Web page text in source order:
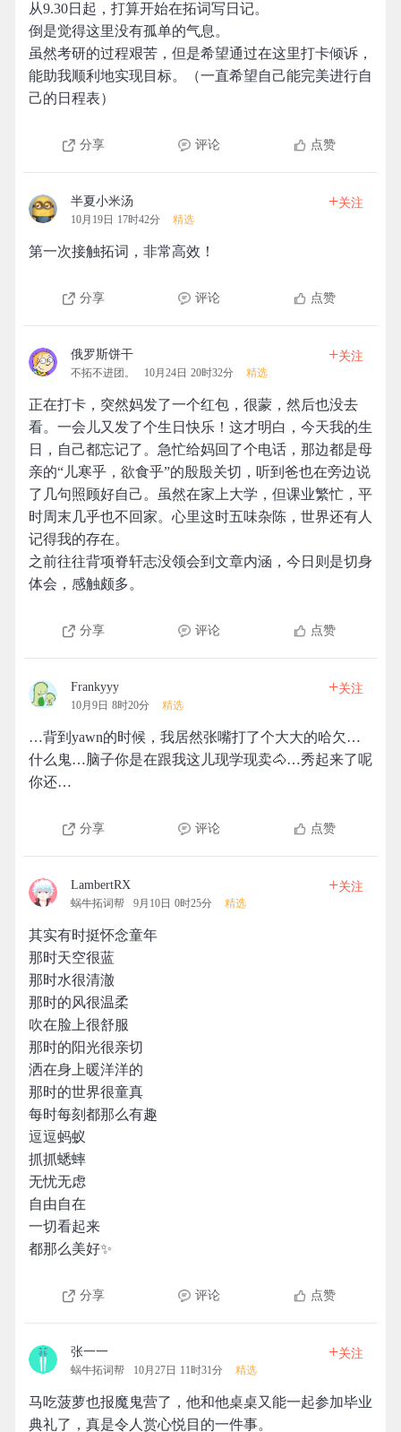
从9.30日起，打算开始在拓词写日记。
倒是觉得这里没有孤单的气息。
虽然考研的过程艰苦，但是希望通过在这里打卡倾诉，
能助我顺利地实现目标。（一直希望自己能完美进行自
己的日程表）
分享 评论 点赞
半夏小米汤
10月19日 17时42分 精选
+关注
第一次接触拓词，非常高效！
分享 评论 点赞
俄罗斯饼干
不拓不进团。 10月24日 20时32分 精选
+关注
正在打卡，突然妈发了一个红包，很蒙，然后也没去
看。一会儿又发了个生日快乐！这才明白，今天我的生
日，自己都忘记了。急忙给妈回了个电话，那边都是母
亲的“儿寒乎，欲食乎”的殷殷关切，听到爸也在旁边说
了几句照顾好自己。虽然在家上大学，但课业繁忙，平
时周末几乎也不回家。心里这时五味杂陈，世界还有人
记得我的存在。
之前往往背项脊轩志没领会到文章内涵，今日则是切身
体会，感触颇多。
分享 评论 点赞
Frankyyy
10月9日 8时20分 精选
+关注
…背到yawn的时候，我居然张嘴打了个大大的哈欠…
什么鬼…脑子你是在跟我这儿现学现卖🐴…秀起来了呢
你还…
分享 评论 点赞
LambertRX
蜗牛拓词帮 9月10日 0时25分 精选
+关注
其实有时挺怀念童年
那时天空很蓝
那时水很清澈
那时的风很温柔
吹在脸上很舒服
那时的阳光很亲切
洒在身上暖洋洋的
那时的世界很童真
每时每刻都那么有趣
逗逗蚂蚁
抓抓蟋蟀
无忧无虑
自由自在
一切看起来
都那么美好✨
分享 评论 点赞
张一一
蜗牛拓词帮 10月27日 11时31分 精选
+关注
马吃菠萝也报魔鬼营了，他和他桌桌又能一起参加毕业
典礼了，真是令人赏心悦目的一件事。